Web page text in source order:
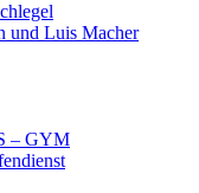
und Luis Macher
– GYM